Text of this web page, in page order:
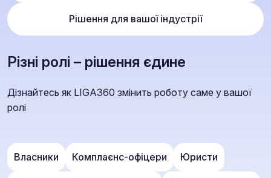
Рішення для вашої індустрії
Різні ролі – рішення єдине
Дізнайтесь як LIGA360 змінить роботу саме у вашої
ролі
Власники Комплаєнс-офіцери Юристи